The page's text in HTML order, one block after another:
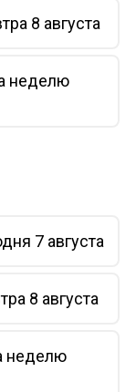
8 августа
неделю
7 августа
8 августа
неделю